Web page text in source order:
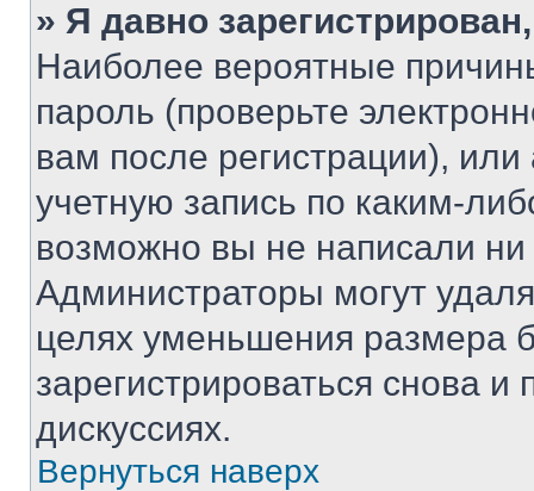
» Я давно
Наиболее вероятные
пароль (проверьте
вам после регистрации),
учетную запись по каким-
возможно вы не написали
Администраторы могут
целях уменьшения размера
зарегистрироваться снова и
дискуссиях.
Вернуться наверх